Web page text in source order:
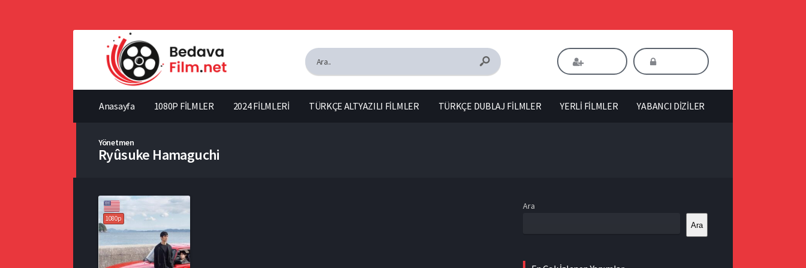
Anasayfa 1080P FİLMLER 2024 FİLMLERİ TÜRKÇE ALTYAZILI FİLMLER TÜRKÇE DUBLAJ FİLMLER YERLİ FİLMLER YABANCI DİZİLER
Yönetmen
Ryûsuke Hamaguchi
1080p
Ara
Ara